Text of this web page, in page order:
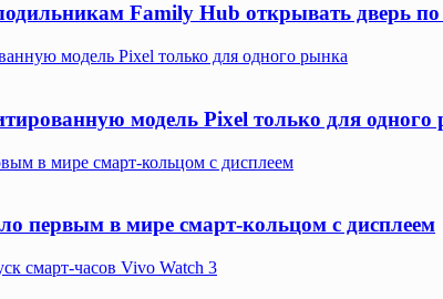
Family Hub открывать дверь
модель Pixel только для одного рынка
модель Pixel только для одного
в мире смарт-кольцом с дисплеем
первым в мире смарт-кольцом с дисплеем
смарт-часов Vivo Watch 3